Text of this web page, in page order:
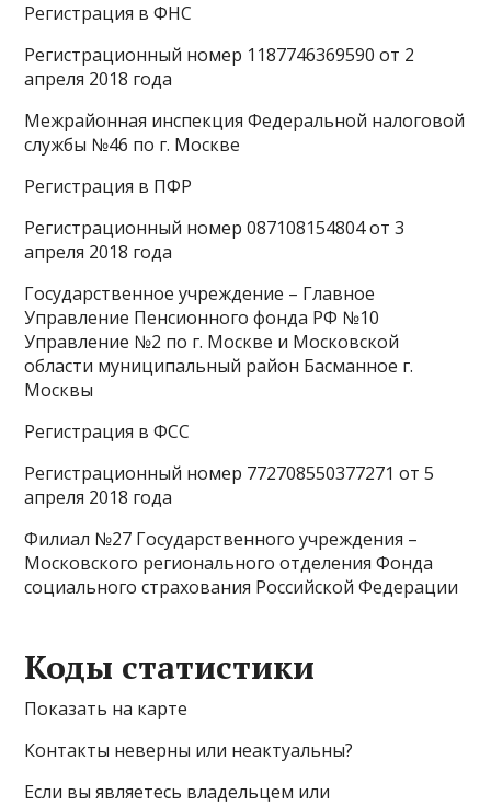
Регистрация в ФНС
Регистрационный номер 1187746369590 от 2
апреля 2018 года
Межрайонная инспекция Федеральной налоговой
службы №46 по г. Москве
Регистрация в ПФР
Регистрационный номер 087108154804 от 3
апреля 2018 года
Государственное учреждение – Главное
Управление Пенсионного фонда РФ №10
Управление №2 по г. Москве и Московской
области муниципальный район Басманное г.
Москвы
Регистрация в ФСС
Регистрационный номер 772708550377271 от 5
апреля 2018 года
Филиал №27 Государственного учреждения –
Московского регионального отделения Фонда
социального страхования Российской Федерации
Коды статистики
Показать на карте
Контакты неверны или неактуальны?
Если вы являетесь владельцем или